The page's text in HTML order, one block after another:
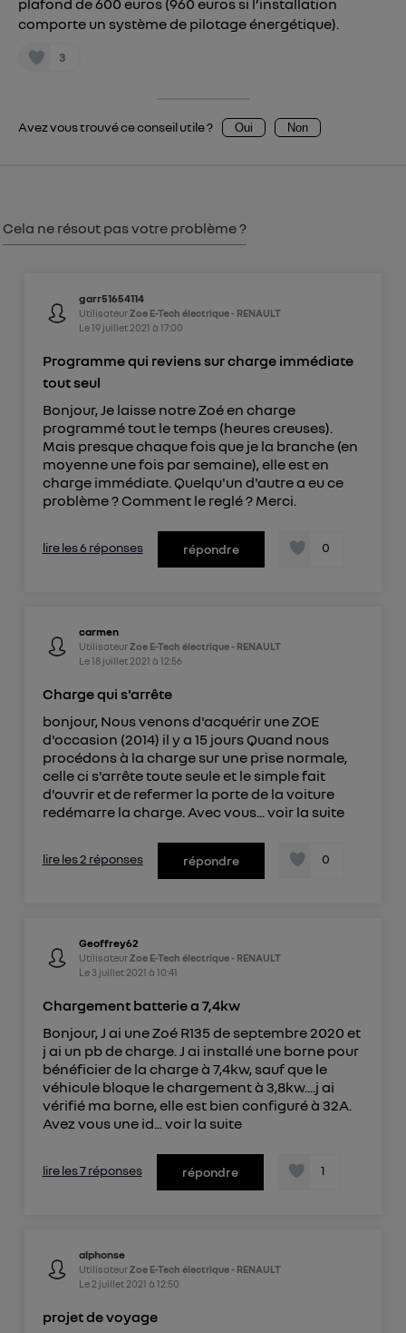
plafond de 600 euros (960 euros si l’installation
comporte un système de pilotage énergétique).
3
Avez vous trouvé ce conseil utile ? Oui Non
Cela ne résout pas votre problème ?
garr51654114
UtilisateurZoe E-Tech électrique - RENAULT
Le19 juillet 2021 à 17:00
Programme qui reviens sur charge immédiate
tout seul
Bonjour, Je laisse notre Zoé en charge
programmé tout le temps (heures creuses).
Mais presque chaque fois que je la branche (en
moyenne une fois par semaine), elle est en
charge immédiate. Quelqu'un d'autre a eu ce
problème ? Comment le reglé ? Merci.
lire les 6 réponses répondre 0
carmen
UtilisateurZoe E-Tech électrique - RENAULT
Le18 juillet 2021 à 12:56
Charge qui s'arrête
bonjour, Nous venons d'acquérir une ZOE
d'occasion (2014) il y a 15 jours Quand nous
procédons à la charge sur une prise normale,
celle ci s'arrête toute seule et le simple fait
d'ouvrir et de refermer la porte de la voiture
redémarre la charge. Avec vous... voir la suite
lire les 2 réponses répondre 0
Geoffrey62
UtilisateurZoe E-Tech électrique - RENAULT
Le 3 juillet 2021 à 10:41
Chargement batterie a 7,4kw
Bonjour, J ai une Zoé R135 de septembre 2020 et
j ai un pb de charge. J ai installé une borne pour
bénéficier de la charge à 7,4kw, sauf que le
véhicule bloque le chargement à 3,8kw....j ai
vérifié ma borne, elle est bien configuré à 32A.
Avez vous une id... voir la suite
lire les 7 réponses répondre 1
alphonse
UtilisateurZoe E-Tech électrique - RENAULT
Le 2 juillet 2021 à 12:50
projet de voyage
Vous pouvez à tout moment retirer ce
") ou via la page « gérer Utiq » en bas de ce site.
personnelles d'Utiq